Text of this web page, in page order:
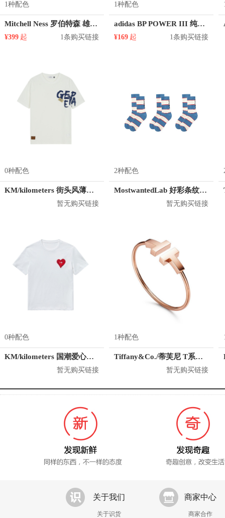
1种配色
Mitchell Ness 罗伯特森 雄鹿队 1号球衣
¥399 起 1条购买链接
1种配色
adidas BP POWER III 纯色尼龙双肩包 AY5103
¥169 起 1条购买链接
0种配色
KM/kilometers 街头风薄款印花短袖T恤 男女同款 M2X2108248
暂无购买链接
2种配色
MostwantedLab 好彩条纹袜子套装 MWL
暂无购买链接
0种配色
KM/kilometers 国潮爱心短袖T恤 M2X2108466
暂无购买链接
1种配色
Tiffany&Co./蒂芙尼 T系列 18K玫瑰金手镯
暂无购买链接
关于我们
关于识货
商家中心
商家合作